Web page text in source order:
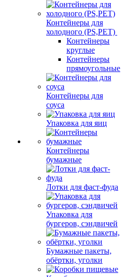
Контейнеры для
холодного (PS,PET)
Контейнеры
круглые
Контейнеры
прямоугольные
Контейнеры для
соуса
Упаковка для яиц
Контейнеры
бумажные
Лотки для фаст-фуда
Упаковка для
бургеров, сэндвичей
Бумажные пакеты,
обёртки, уголки